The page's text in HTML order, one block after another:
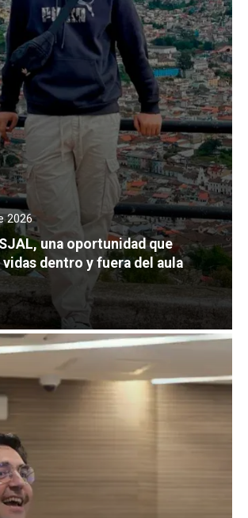
2026
una oportunidad que
dentro y fuera del aula